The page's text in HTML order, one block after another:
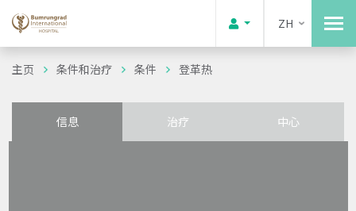
ZH
主页 条件和治疗 条件 登革热
信息 治疗 中心